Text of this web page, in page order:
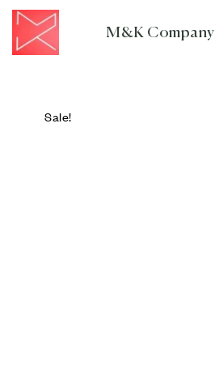
M&K Company
Sale!